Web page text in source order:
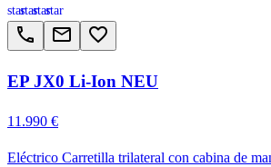
starstarstarstar
call email favorite_border
EP JX0 Li-Ion NEU
11.990 €
Eléctrico Carretilla trilateral con cabina de